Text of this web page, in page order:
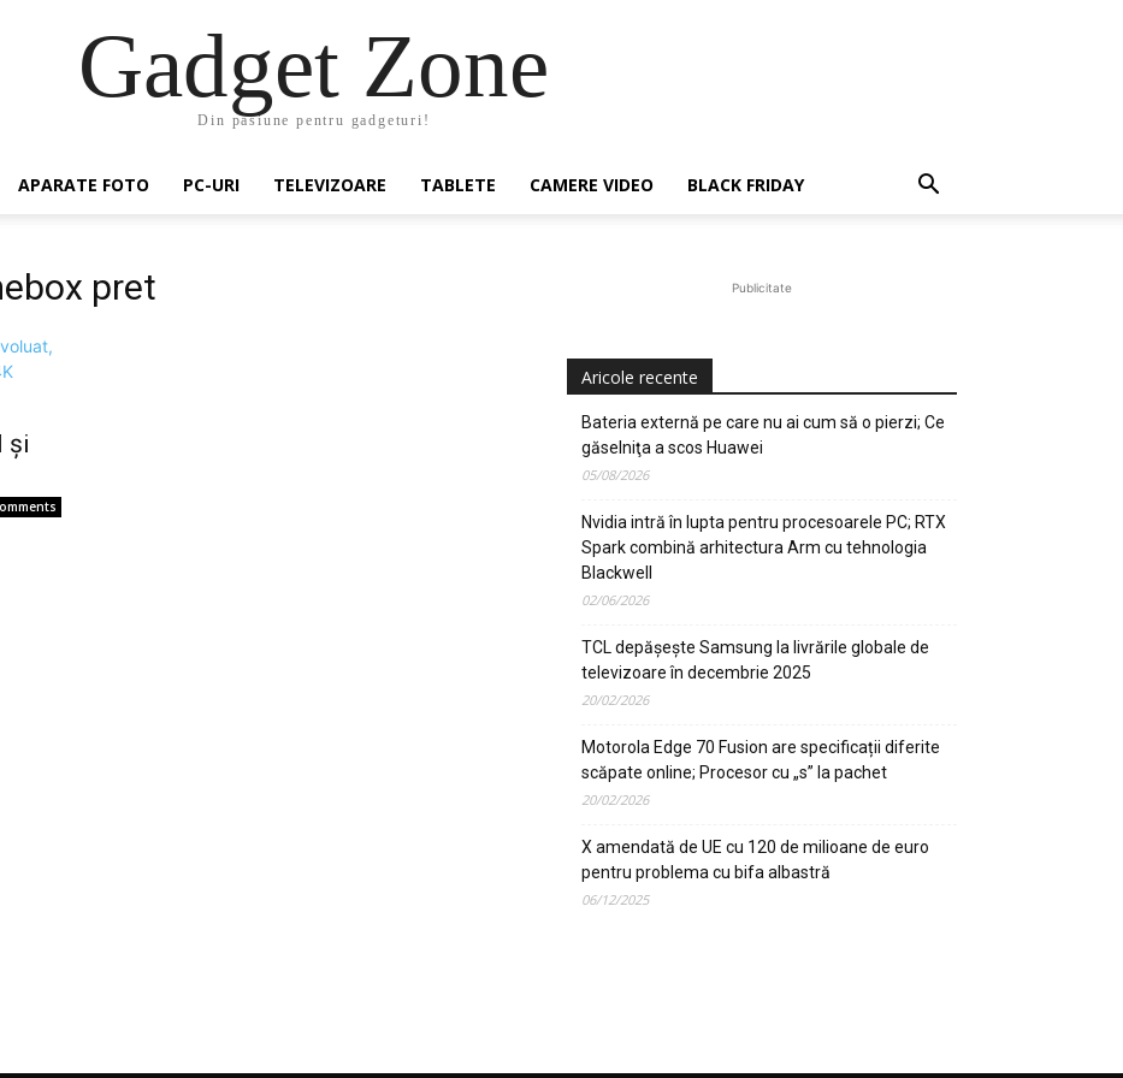
Gadget Zone
Din pasiune pentru gadgeturi!
APARATE FOTO PC-URI TELEVIZOARE TABLETE CAMERE VIDEO BLACK FRIDAY
pret
şi
Publicitate
Aricole recente
Bateria externă pe care nu ai cum să o pierzi; Ce
găselniţa a scos Huawei
05/08/2026
Nvidia intră în lupta pentru procesoarele PC; RTX
Spark combină arhitectura Arm cu tehnologia
Blackwell
02/06/2026
TCL depășește Samsung la livrările globale de
televizoare în decembrie 2025
20/02/2026
Motorola Edge 70 Fusion are specificații diferite
scăpate online; Procesor cu „s” la pachet
20/02/2026
X amendată de UE cu 120 de milioane de euro
pentru problema cu bifa albastră
06/12/2025